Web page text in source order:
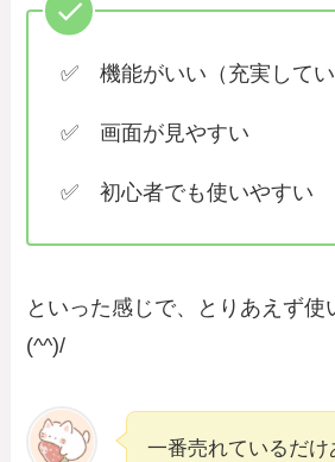
✅ 機能がいい（充実してい
✅ 画面が見やすい
✅ 初心者でも使いやすい
といった感じで、とりあえず使
(^^)/
一番売れているだけ